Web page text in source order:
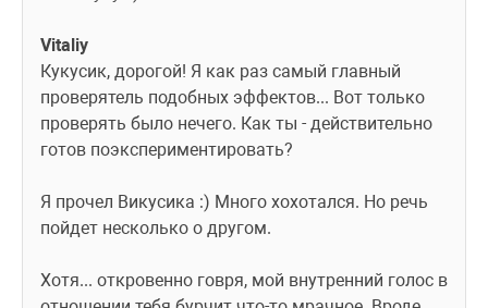
Vitaliy
Кукусик, дорогой! Я как раз самый главный
проверятель подобных эффектов... Вот только
проверять было нечего. Как ты - действительно
готов поэкспериментировать?
Я прочел Викусика :) Много хохотался. Но речь
пойдет несколько о другом.
Хотя... откровенно говря, мой внутренний голос в